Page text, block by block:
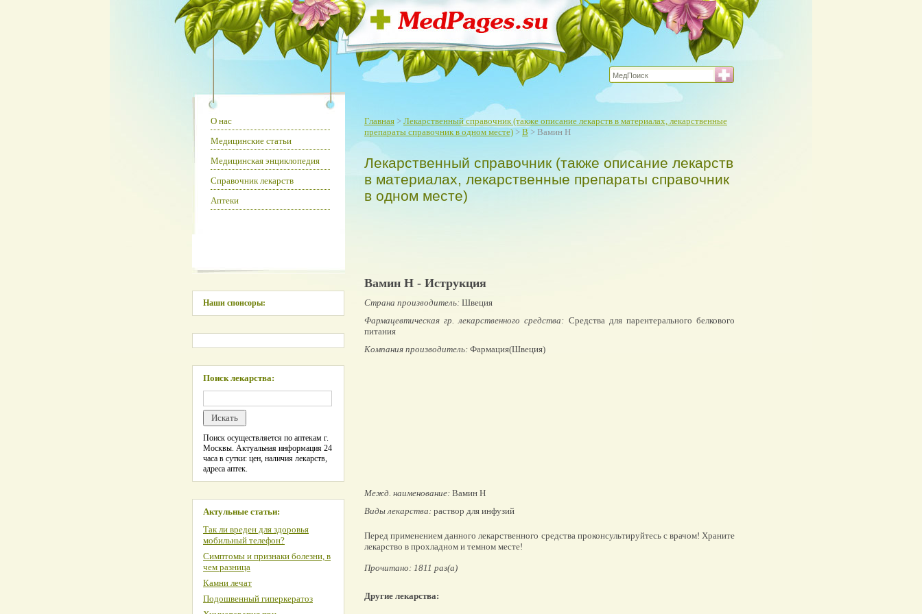
Главная > Лекарственный справочник (также описание лекарств в материалах, лекарственные
препараты справочник в одном месте) > В > Вамин Н
Лекарственный справочник (также описание лекарств
в материалах, лекарственные препараты справочник
в одном месте)
Вамин Н - Иструкция
Страна производитель: Швеция
Фармацевтическая гр. лекарственного средства: Средства для парентерального белкового
питания
Компания производитель: Фармация(Швеция)
Межд. наименование: Вамин Н
Виды лекарства: раствор для инфузий
Перед применением данного лекарственного средства проконсультируйтесь с врачом! Храните
лекарство в прохладном и темном месте!
Прочитано: 1811 раз(а)
Другие лекарства:
О нас
Медицинские статьи
Медицинская энциклопедия
Справочник лекарств
Аптеки
Наши спонсоры:
Поиск лекарства:
Поиск осуществляется по аптекам г.
Москвы. Актуальная информация 24
часа в сутки: цен, наличия лекарств,
адреса аптек.
Актульные статьи:
Так ли вреден для здоровья
мобильный телефон?
Симптомы и признаки болезни, в
чем разница
Камни лечат
Подошвенный гиперкератоз